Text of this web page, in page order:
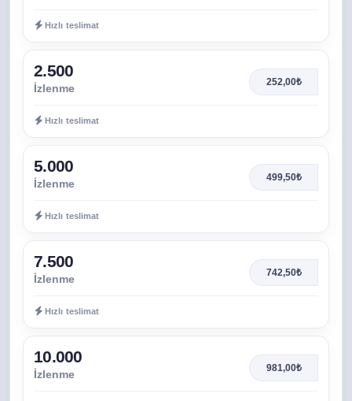
Hızlı teslimat
2.500
İzlenme 252,00₺
Hızlı teslimat
5.000
İzlenme 499,50₺
Hızlı teslimat
7.500
İzlenme 742,50₺
Hızlı teslimat
10.000
İzlenme 981,00₺